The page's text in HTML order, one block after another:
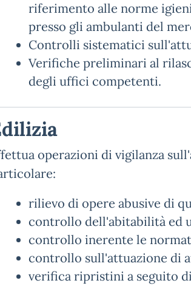
riferimento alle norme
presso gli ambulanti del
Controlli sistematici
Verifiche preliminari al
degli uffici competenti.
operazioni di vigilanza
rilievo di opere abusive di
controllo dell'abitabilità ed
controllo inerente le
controllo sull'attuazione di
verifica ripristini a seguito